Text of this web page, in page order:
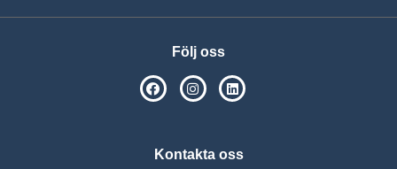
Följ oss
SPSM på Facebook
SPSM på Instagram
Kontakta oss